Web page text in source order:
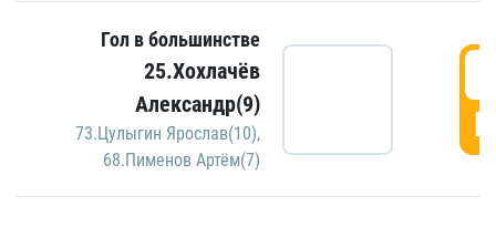
Гол в большинстве
25.Хохлачёв
Александр(9)
73.Цулыгин Ярослав(10),
68.Пименов Артём(7)